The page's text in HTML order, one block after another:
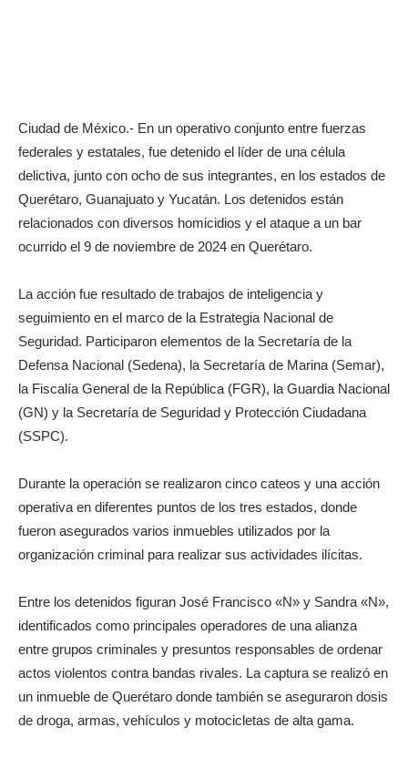
Ciudad de México.- En un operativo conjunto entre fuerzas
federales y estatales, fue detenido el líder de una célula
delictiva, junto con ocho de sus integrantes, en los estados de
Querétaro, Guanajuato y Yucatán. Los detenidos están
relacionados con diversos homicidios y el ataque a un bar
ocurrido el 9 de noviembre de 2024 en Querétaro.
La acción fue resultado de trabajos de inteligencia y
seguimiento en el marco de la Estrategia Nacional de
Seguridad. Participaron elementos de la Secretaría de la
Defensa Nacional (Sedena), la Secretaría de Marina (Semar),
la Fiscalía General de la República (FGR), la Guardia Nacional
(GN) y la Secretaría de Seguridad y Protección Ciudadana
(SSPC).
Durante la operación se realizaron cinco cateos y una acción
operativa en diferentes puntos de los tres estados, donde
fueron asegurados varios inmuebles utilizados por la
organización criminal para realizar sus actividades ilícitas.
Entre los detenidos figuran José Francisco «N» y Sandra «N»,
identificados como principales operadores de una alianza
entre grupos criminales y presuntos responsables de ordenar
actos violentos contra bandas rivales. La captura se realizó en
un inmueble de Querétaro donde también se aseguraron dosis
de droga, armas, vehículos y motocicletas de alta gama.